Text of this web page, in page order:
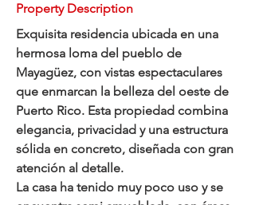
Property Description
Exquisita residencia ubicada en una
hermosa loma del pueblo de
Mayagüez, con vistas espectaculares
que enmarcan la belleza del oeste de
Puerto Rico. Esta propiedad combina
elegancia, privacidad y una estructura
sólida en concreto, diseñada con gran
atención al detalle.
La casa ha tenido muy poco uso y se